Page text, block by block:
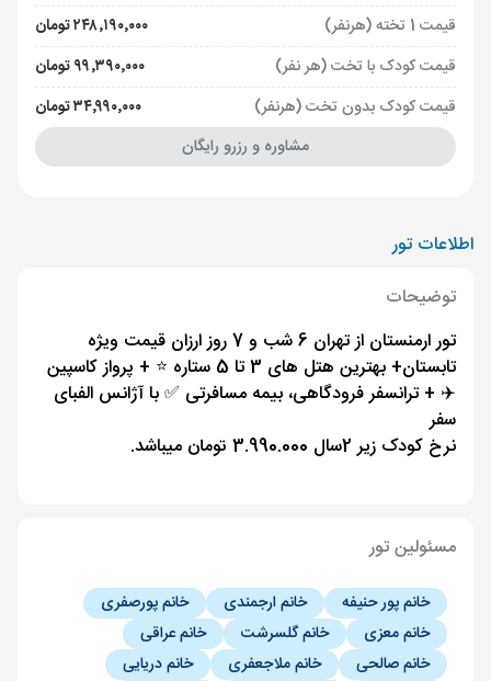
قیمت 1 تخته (هرنفر)
۲۴۸٬۱۹۰٬۰۰۰ تومان
قیمت کودک با تخت (هر نفر)
۹۹٬۳۹۰٬۰۰۰ تومان
قیمت کودک بدون تخت (هرنفر)
۳۴٬۹۹۰٬۰۰۰ تومان
مشاوره و رزرو رایگان
اطلاعات تور
توضیحات
تور ارمنستان از تهران 6 شب و 7 روز ارزان قیمت ویژه
تابستان+ بهترین هتل های 3 تا 5 ستاره ⭐️ + پرواز کاسپین
✈️ + ترانسفر فرودگاهی، بیمه مسافرتی ✅ با آژانس الفبای
سفر
نرخ کودک زیر 2سال 3.990.000 تومان میباشد.
مسئولین تور
خانم پور حنیفه خانم ارجمندی
خانم پورصفری
خانم معزی
خانم گلسرشت
خانم عراقی
خانم صالحی
خانم ملاجعفری
خانم دریایی